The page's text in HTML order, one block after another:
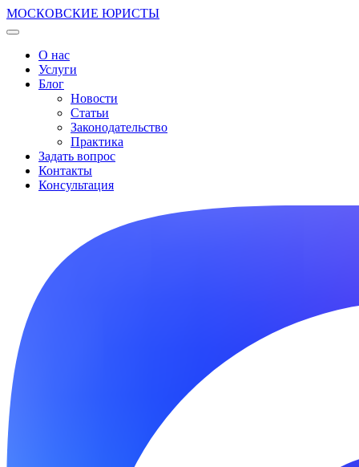
МОСКОВСКИЕ ЮРИСТЫ
О нас
Услуги
Блог
Новости
Статьи
Законодательство
Практика
Задать вопрос
Контакты
Консультация